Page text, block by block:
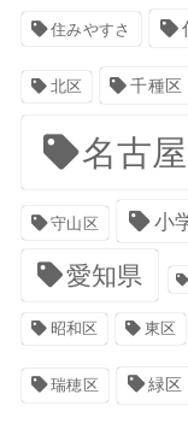
住みやすさ
北区 千種区
名古
守山区 小
愛知県
昭和区 東区
瑞穂区 緑区